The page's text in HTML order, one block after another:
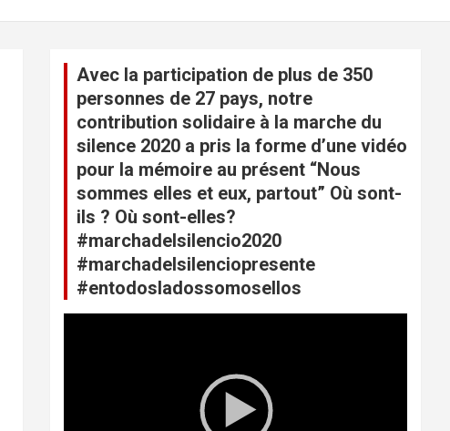
Avec la participation de plus de 350
personnes de 27 pays, notre
contribution solidaire à la marche du
silence 2020 a pris la forme d’une vidéo
pour la mémoire au présent “Nous
sommes elles et eux, partout” Où sont-
ils ? Où sont-elles?
#marchadelsilencio2020
#marchadelsilenciopresente
#entodosladossomosellos